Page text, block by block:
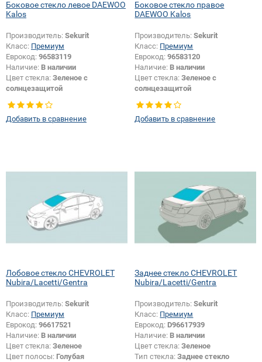
Боковое стекло левое DAEWOO
Kalos
Производитель: Sekurit
Класс: Премиум
Еврокод: 96583119
Наличие: В наличии
Цвет стекла: Зеленое с
солнцезащитой
Добавить в сравнение
Боковое стекло правое
DAEWOO Kalos
Производитель:Sekurit
Класс: Премиум
Еврокод:96583120
Наличие: В наличии
Цвет стекла:Зеленое с
солнцезащитой
правое
Добавить в сравнение
Лобовое стекло CHEVROLET
Nubira/Lacetti/Gentra
Производитель: Sekurit
Класс: Премиум
Еврокод: 96617521
Наличие: В наличии
Цвет стекла: Зеленое
Цвет полосы: Голубая
Заднее стекло CHEVROLET
Nubira/Lacetti/Gentra
Производитель:Sekurit
Класс: Премиум
Еврокод: D96617939
Наличие: В наличии
Цвет стекла:Зеленое
Тип стекла:Заднее стекло